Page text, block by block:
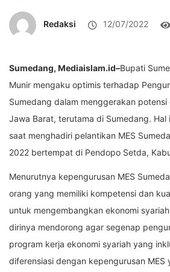
Redaksi 12/07/2022
Sumedang, Mediaislam.id–Bupati
Munir mengaku optimis terhadap
Sumedang dalam menggerakan
Jawa Barat, terutama di Sumedang.
saat menghadiri pelantikan MES
2022 bertempat di Pendopo Setda,
Menurutnya kepengurusan MES
orang yang memiliki kompetensi dan
untuk mengembangkan ekonomi
dirinya mendorong agar segenap
program kerja ekonomi syariah yang
diferensiasi dengan kepengurusan MES